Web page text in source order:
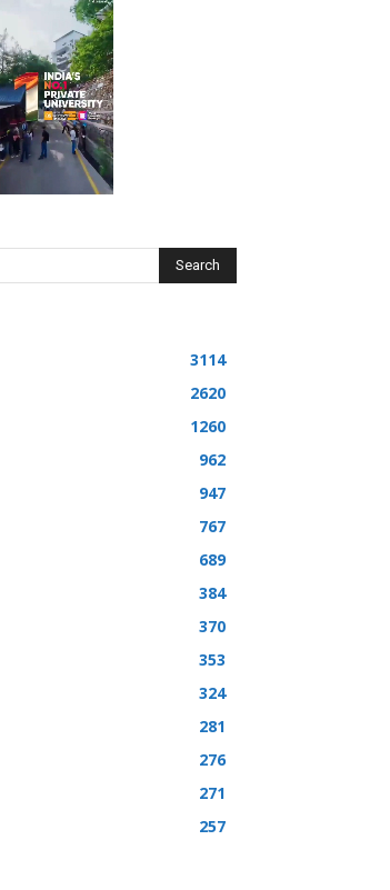
Search
3114
2620
1260
962
947
767
689
384
370
353
324
281
276
271
257